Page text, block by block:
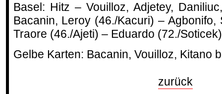
Basel: Hitz – Vouilloz, Adjetey,
Bacanin, Leroy (46./Kacuri) – Agbonifo,
Traore (46./Ajeti) – Eduardo (72./Soticek)
Gelbe Karten: Bacanin, Vouilloz, Kitano
zurück